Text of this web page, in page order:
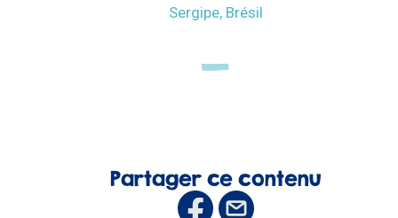
Sergipe, Brésil
Partager ce contenu